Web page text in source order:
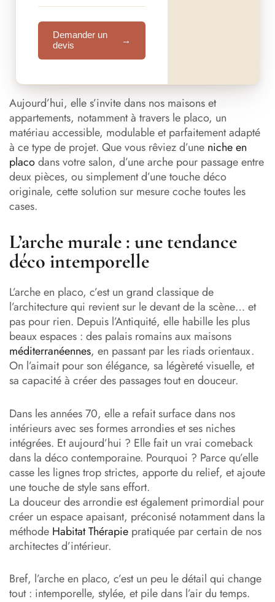
Demander un
devis
→
Aujourd’hui, elle s’invite dans nos maisons et
appartements, notamment à travers le placo, un
matériau accessible, modulable et parfaitement adapté
à ce type de projet. Que vous rêviez d’une niche en
placodans votre salon, d’une arche pour passage entre
deux pièces, ou simplement d’une touche déco
originale, cette solution sur mesure coche toutes les
cases.
L’arche murale : une tendance
déco intemporelle
L’arche en placo, c’est un grand classique de
l’architecture qui revient sur le devant de la scène… et
pas pour rien. Depuis l’Antiquité, elle habille les plus
beaux espaces : des palais romains aux maisons
méditerranéennes, en passant par les riads orientaux.
On l’aimait pour son élégance, sa légèreté visuelle, et
sa capacité à créer des passages tout en douceur.
Dans les années 70, elle a refait surface dans nos
intérieurs avec ses formes arrondies et ses niches
intégrées. Et aujourd’hui ? Elle fait un vrai comeback
dans la déco contemporaine. Pourquoi ? Parce qu’elle
casse les lignes trop strictes, apporte du relief, et ajoute
une touche de style sans effort.
La douceur des arrondie est également primordial pour
créer un espace apaisant, préconisé notamment dans la
méthode Habitat Thérapie pratiquée par certain de nos
architectes d’intérieur.
Bref, l’arche en placo, c’est un peu le détail qui change
tout : intemporelle, stylée, et pile dans l’air du temps.